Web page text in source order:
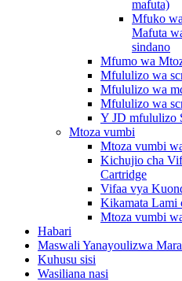
mafuta)
Mfuko
Mafuta
sindano
Mfumo wa
Mfululizo wa
Mfululizo wa
Mfululizo wa
Y JD mfululizo
Mtoza vumbi
Mtoza vumbi
Kichujio cha
Cartridge
Vifaa vya
Kikamata Lami
Mtoza vumbi
Habari
Maswali Yanayoulizwa
Kuhusu sisi
Wasiliana nasi